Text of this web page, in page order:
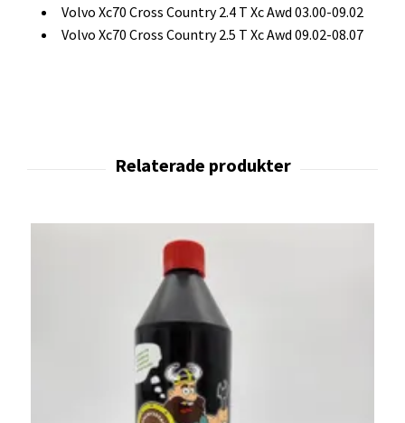
Volvo Xc70 Cross Country 2.4 T Xc Awd 03.00-09.02
Volvo Xc70 Cross Country 2.5 T Xc Awd 09.02-08.07